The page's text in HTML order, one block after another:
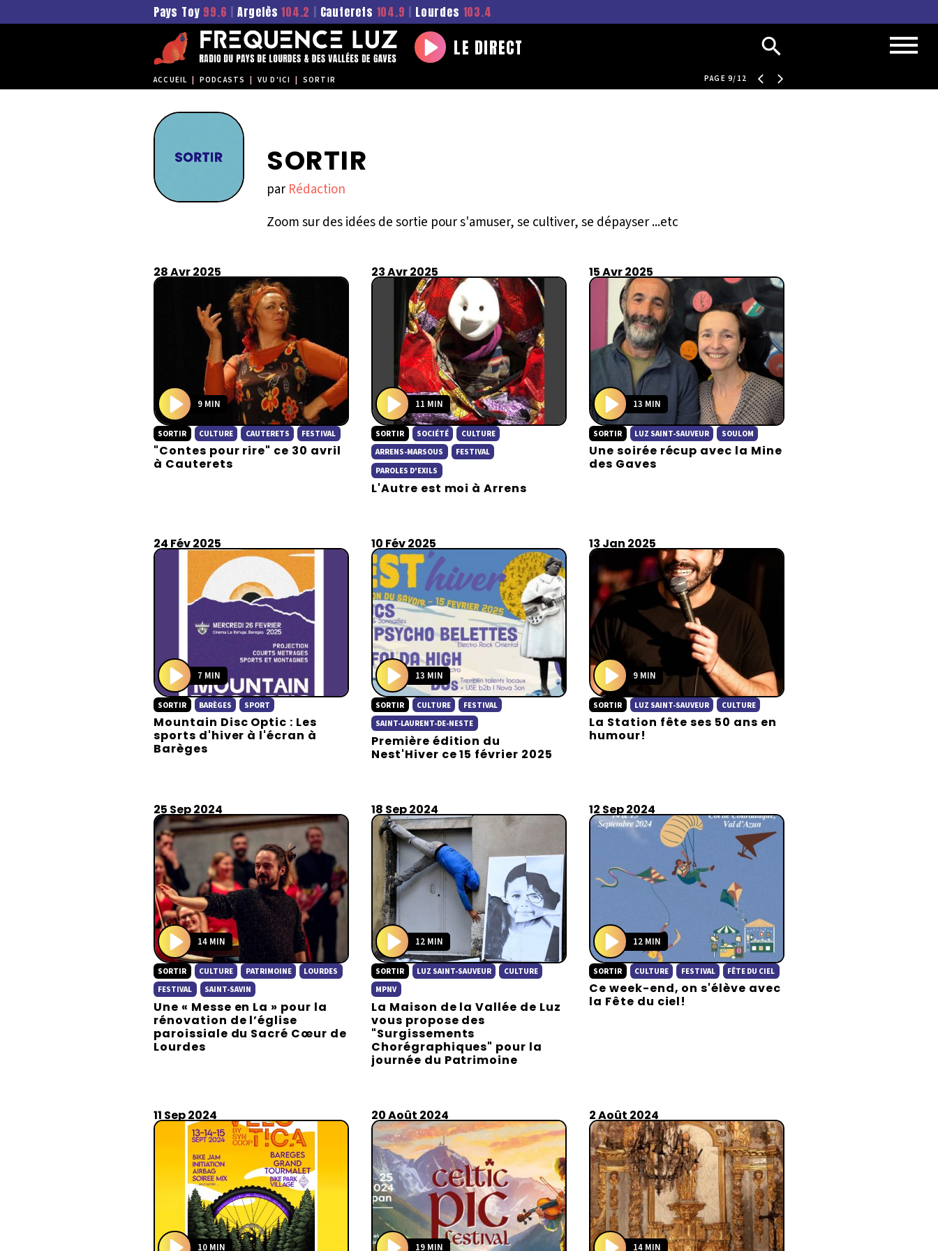
Pays Toy 99.6 | Argelès104.2 | Cauterets 104.9 | Lourdes 103.4
Play
LE DIRECT
ACCUEIL | PODCASTS | VU D'ICI | SORTIR PAGE 9/12
SORTIR
par Rédaction
Zoom sur des idées de sortie pour s'amuser, se cultiver, se dépayser ...etc
28 Avr 2025
P
l
a
y
9 MIN
SORTIR CULTURE CAUTERETS FESTIVAL
"Contes pour rire" ce 30 avril
à Cauterets
23 Avr 2025
P
l
a
y
11 MIN
SORTIR SOCIÉTÉ
CULTURE
ARRENS-MARSOUS
FESTIVAL
PAROLES D'EXILS
L'Autre est moi à Arrens
15 Avr 2025
P
l
a
y
13 MIN
SORTIR LUZ SAINT-SAUVEUR SOULOM
Une soirée récup avec la Mine
des Gaves
24 Fév 2025
P
l
a
y
7 MIN
SORTIR BARÈGES SPORT
Mountain Disc Optic : Les
sports d'hiver à l'écran à
Barèges
10 Fév 2025
P
l
a
y
13 MIN
SORTIR CULTURE
FESTIVAL
SAINT-LAURENT-DE-NESTE
Première édition du
Nest'Hiver ce 15 février 2025
13 Jan 2025
P
l
a
y
9 MIN
SORTIR LUZ SAINT-SAUVEUR CULTURE
La Station fête ses 50 ans en
humour!
25 Sep 2024
P
l
a
y
14 MIN
SORTIR CULTURE PATRIMOINE
LOURDES
FESTIVAL
SAINT-SAVIN
Une « Messe en La » pour la
rénovation de l’église
paroissiale du Sacré Cœur de
Lourdes
18 Sep 2024
P
l
a
y
12 MIN
SORTIR LUZ SAINT-SAUVEUR
CULTURE
MPNV
La Maison de la Vallée de Luz
vous propose des
"Surgissements
Chorégraphiques" pour la
journée du Patrimoine
12 Sep 2024
P
l
a
y
12 MIN
SORTIR CULTURE FESTIVAL FÊTE DU CIEL
Ce week-end, on s'élève avec
la Fête du ciel!
11 Sep 2024
10 MIN
20 Août 2024
19 MIN
2 Août 2024
14 MIN